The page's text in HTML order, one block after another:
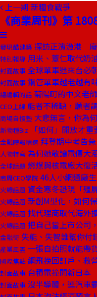
上一期 新糧食戰爭
《商業周刊》第
發現酷建築 探訪正濱漁港
特別報導 用米、薏仁取代奶
封面故事 全球單車迷來台必
封面故事 鋼管單車越老越
總編輯的話 菊陽町的中文老師
CEO上線 能者不稀缺，願者
商場自慢塾 大悲無言，你為
新物種Biz 「如何」開放才重
金融時報精選 拜登期中考告
人物特寫 為何她敢讓電價大
全球話題 燃煤與核電廠大復
商周CEO學院 46人小網通廠
火線話題 資金寒冬恐現「殭
火線話題 新創M型化，如何
火線話題 找代理商取代海外
火線話題 把自己當上市公司
金融街 失能、失智誰幫你付
產業風雲 一張自拍照就能帶
國際焦點 網飛挽回訂戶、救
封面故事 台積電撞開新日本
封面故事 沒半導體，連汽車